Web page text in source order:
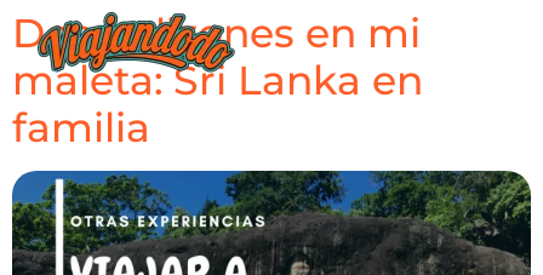
Dos polizones en mi
maleta: Sri Lanka en
familia